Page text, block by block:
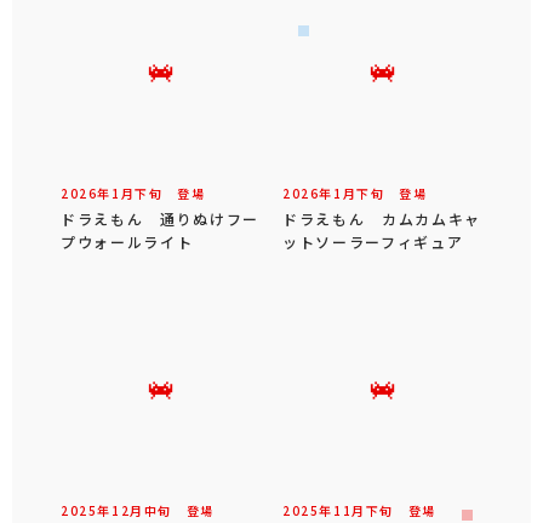
2026年 1 月下旬 登場
ドラえもん 通りぬけフー
プウォールライト
2026年 1 月下旬 登場
ドラえもん カムカムキャ
ットソーラーフィギュア
2025年 12 月 中旬 登場 2025年 11 月 下旬 登場